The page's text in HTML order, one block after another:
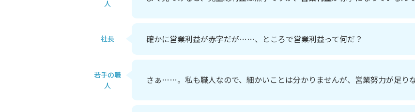
人
社長 確かに営業利益が赤字だが……、ところで営業利益って何だ？
若手の職
人
さぁ……。私も職人なので、細かいことは分かりませんが、営業努力が足り